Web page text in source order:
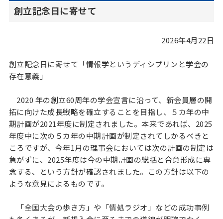
創立記念日に寄せて
2026年4月22日
創立記念日に寄せて「情報学というディシプリンと学会の
存在意義」
2020 年の創立60周年の学会宣言に沿って、新会員層の開
拓に向けた成長戦略を確立することを目指し、５カ年の中
期計画が2021年度に制定されました。本来であれば、2025
年度中に次の５カ年の中期計画が制定されてしかるべきと
ころですが、今年1月の理事会においては次の計画の制定は
急がずに、2025年度は今の中期計画の総括と合意形成に専
念する、という⽅針が確認されました。この方針は以下の
ような意見によるものです。
「全国大会の歩き方」や「情処ラジオ」などの成功事例